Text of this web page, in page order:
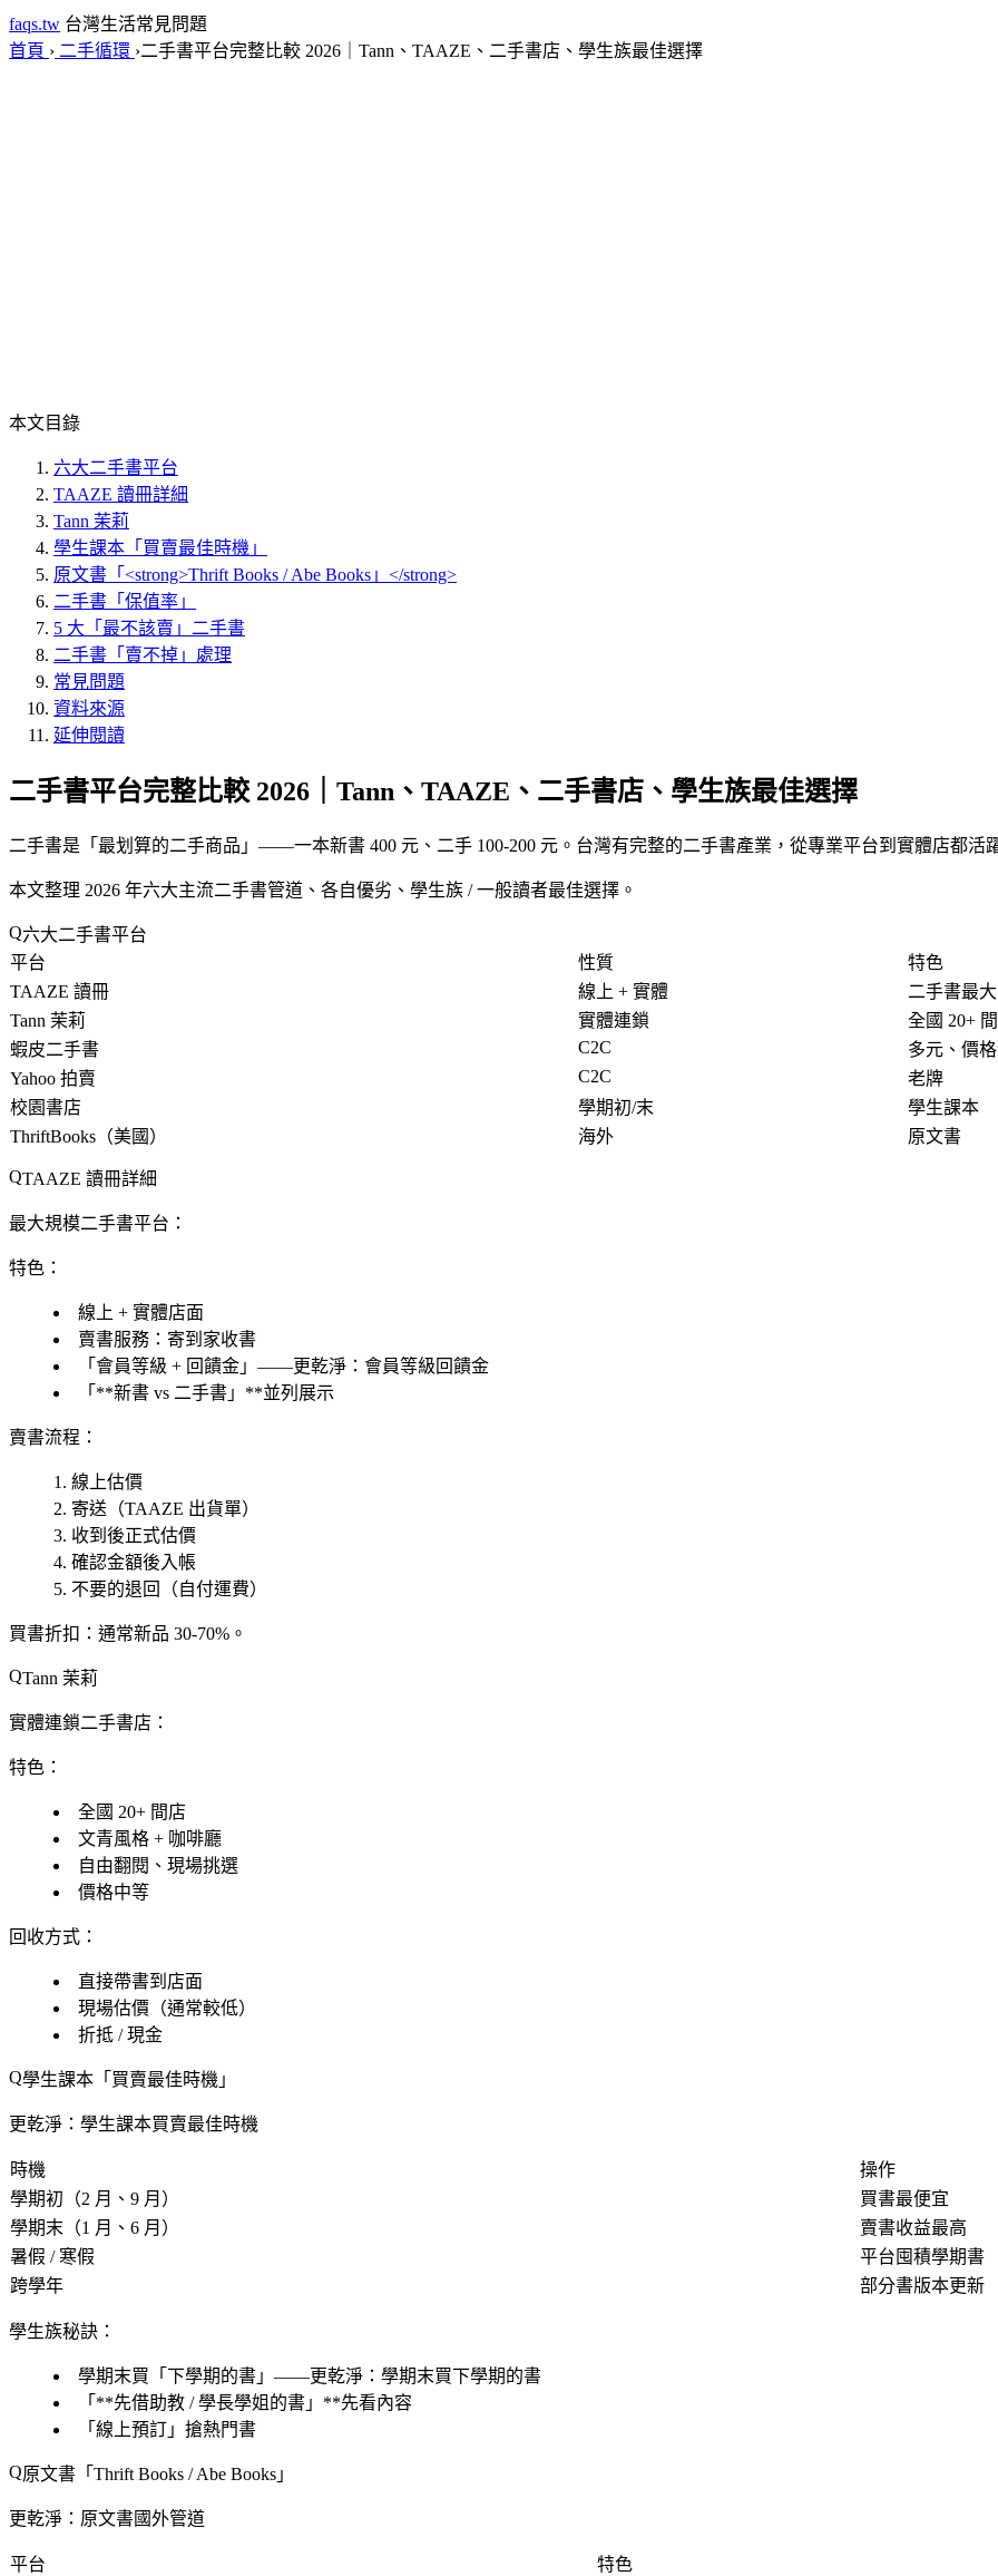
faqs.tw 台灣生活常見問題
首頁 › 二手循環 ›二手書平台完整比較 2026｜Tann、TAAZE、二手書店、學生族最佳選擇
本文目錄
六大二手書平台
TAAZE 讀冊詳細
Tann 茉莉
學生課本「買賣最佳時機」
原文書「<strong>Thrift Books / Abe Books」</strong>
二手書「保值率」
5 大「最不該賣」二手書
二手書「賣不掉」處理
常見問題
資料來源
延伸閱讀
二手書平台完整比較 2026｜Tann、TAAZE、二手書店、學生族最佳選擇
二手書是「最划算的二手商品」——一本新書 400 元、二手 100-200 元。台灣有完整的二手書產業，從專業平台到實體店都活
本文整理 2026 年六大主流二手書管道、各自優劣、學生族 / 一般讀者最佳選擇。
六大二手書平台
平台
性質
特色
TAAZE 讀冊
線上 + 實體
二手書最
Tann 茉莉
實體連鎖
全國 20+
蝦皮二手書
C2C
多元、價
Yahoo 拍賣
C2C
老牌
校園書店
學期初/末
學生課本
ThriftBooks（美國）
海外 原文書
TAAZE 讀冊詳細
最大規模二手書平台：
特色 ：
線上 + 實體店面
賣書服務 ：寄到家收書
「 會員等級 + 回饋金」 ——更乾淨：會員等級回饋金
「**新書 vs 二手書」**並列展示
賣書流程 ：
線上估價
寄送（TAAZE 出貨單）
收到後正式估價
確認金額後入帳
不要的退回（自付運費）
買書折扣 ：通常新品 30-70%。
Tann 茉莉
實體連鎖二手書店：
特色 ：
全國 20+ 間店
文青風格 + 咖啡廳
自由翻閱、現場挑選
價格中等
回收方式 ：
直接帶書到店面
現場估價（通常較低）
折抵 / 現金
學生課本「買賣最佳時機」
更乾淨：學生課本買賣最佳時機
時機
操作
學期初（2 月、9 月）
買書最便宜
學期末（1 月、6 月）
賣書收益最高
暑假 / 寒假
平台囤積學期書
跨學年
部分書版本更新
學生族秘訣 ：
學期末買「 下學期的書」 ——更乾淨：學期末買下學期的書
「**先借助教 / 學長學姐的書」**先看內容
「線上預訂」搶熱門書
原文書「 Thrift Books / Abe Books」
更乾淨：原文書國外管道
平台
特色